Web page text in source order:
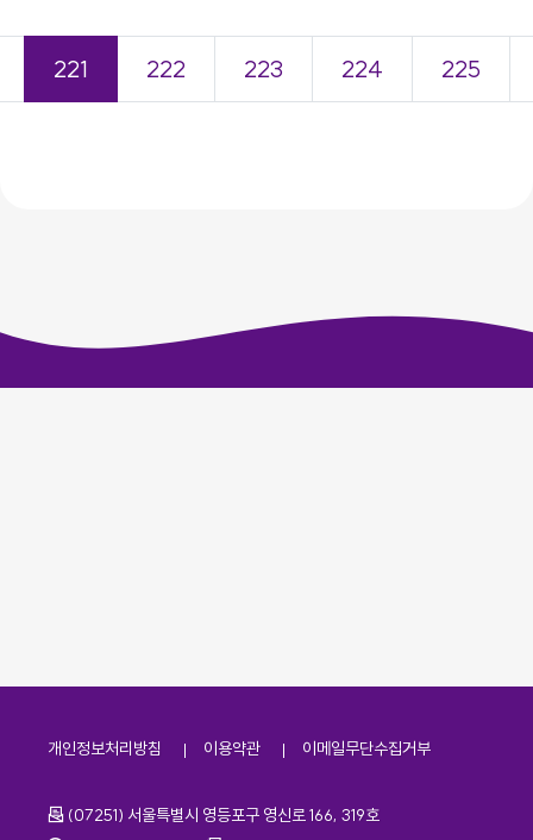
221 222 223 224 225
개인정보처리방침 이용약관 이메일무단수집거부
주소
(07251) 서울특별시 영등포구 영신로 166, 319호